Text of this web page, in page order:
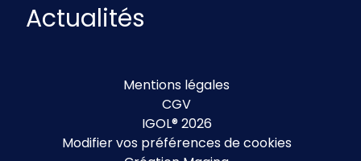
Actualités
Mentions légales
CGV
IGOL® 2026
Modifier vos préférences de cookies